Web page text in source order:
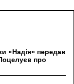
«Надія» передав
про